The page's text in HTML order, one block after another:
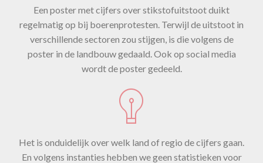
Een poster met cijfers over stikstofuitstoot duikt
regelmatig op bij boerenprotesten. Terwijl de uitstoot in
verschillende sectoren zou stijgen, is die volgens de
poster in de landbouw gedaald. Ook op social media
wordt de poster gedeeld.
Het is onduidelijk over welk land of regio de cijfers gaan.
En volgens instanties hebben we geen statistieken voor